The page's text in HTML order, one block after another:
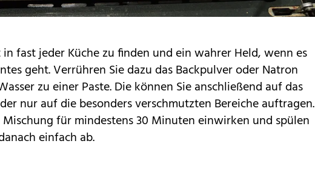
fast jeder Küche zu finden und ein wahrer Held, wenn es
geht. Verrühren Sie dazu das Backpulver oder Natron
zu einer Paste. Die können Sie anschließend auf das
nur auf die besonders verschmutzten Bereiche auftragen.
Mischung für mindestens 30 Minuten einwirken und spülen
einfach ab.